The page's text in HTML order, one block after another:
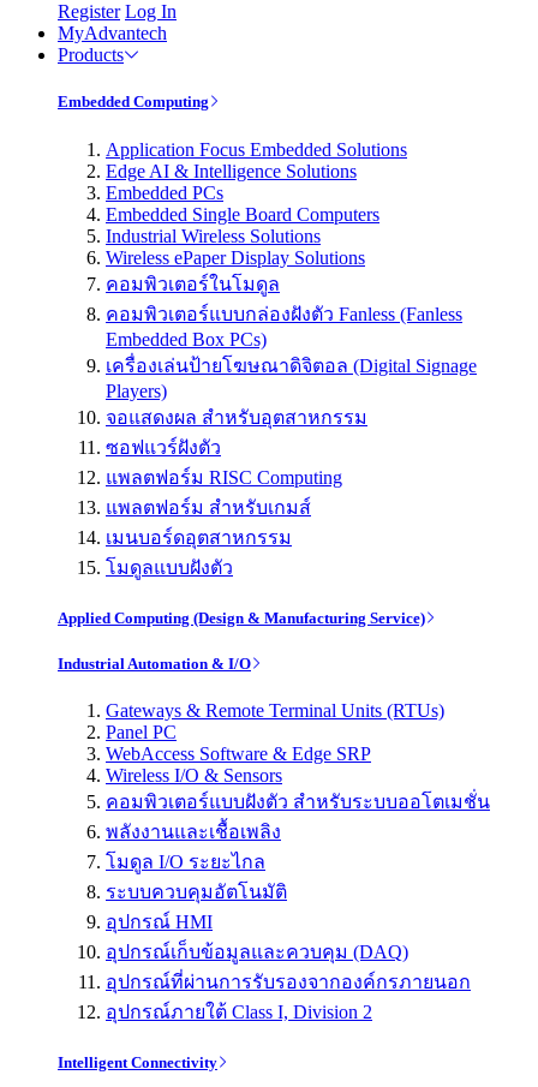
Register Log In
MyAdvantech
Products
Embedded Computing
Application Focus Embedded Solutions
Edge AI & Intelligence Solutions
Embedded PCs
Embedded Single Board Computers
Industrial Wireless Solutions
Wireless ePaper Display Solutions
คอมพิวเตอร์ในโมดูล
คอมพิวเตอร์แบบกล่องฝังตัว Fanless (Fanless
Embedded Box PCs)
เครื่องเล่นป้ายโฆษณาดิจิตอล (Digital Signage
Players)
จอแสดงผล สำหรับอุตสาหกรรม
ซอฟแวร์ฝังตัว
แพลตฟอร์ม RISC Computing
แพลตฟอร์ม สำหรับเกมส์
เมนบอร์ดอุตสาหกรรม
โมดูลแบบฝังตัว
Applied Computing (Design & Manufacturing Service)
Industrial Automation & I/O
Gateways & Remote Terminal Units (RTUs)
Panel PC
WebAccess Software & Edge SRP
Wireless I/O & Sensors
คอมพิวเตอร์แบบฝังตัว สำหรับระบบออโตเมชั่น
พลังงานและเชื้อเพลิง
โมดูล I/O ระยะไกล
ระบบควบคุมอัตโนมัติ
อุปกรณ์ HMI
อุปกรณ์เก็บข้อมูลและควบคุม (DAQ)
อุปกรณ์ที่ผ่านการรับรองจากองค์กรภายนอก
อุปกรณ์ภายใต้ Class I, Division 2
Intelligent Connectivity